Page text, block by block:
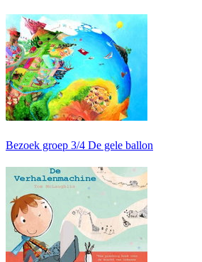
Bezoek groep 3/4 De gele ballon